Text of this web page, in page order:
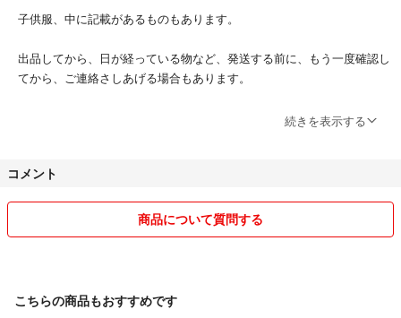
子供服、中に記載があるものもあります。
出品してから、日が経っている物など、発送する前に、もう一度確認し
てから、ご連絡さしあげる場合もあります。
中身がありません、未開封です返送しましょうか？と連絡がくる、なぜ
に取引を終了される。入金もされた。
ただただ気分の悪い取引でした。
ど写真を載せて対応したいと思います。
続きを表示する
コメント
商品について質問する
こちらの商品もおすすめです